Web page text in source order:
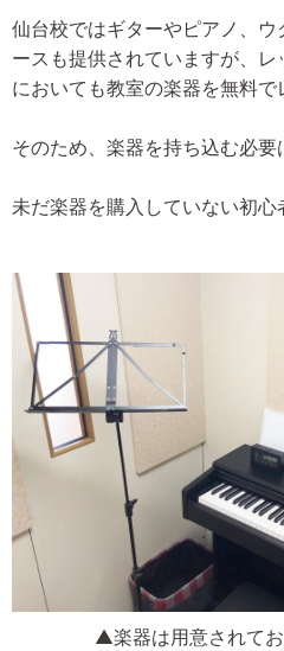
仙台校ではギターやピアノ、
ースも提供されていますが、
においても教室の楽器を無料で
そのため、楽器を持ち込む必要
未だ楽器を購入していない初心
▲楽器は用意されて